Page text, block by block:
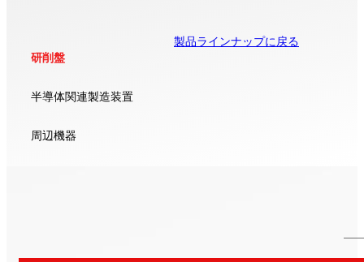
研削盤
半導体関連製造装置
周辺機器
製品ラインナップに戻る